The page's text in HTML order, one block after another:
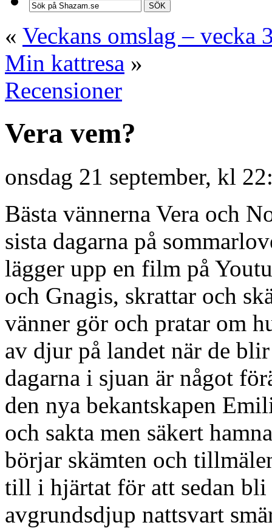
SÖK
« Veckans omslag – vecka
Min kattresa »
Recensioner
Vera vem?
onsdag 21 september, kl
Bästa vännerna Vera och
sista dagarna på
lägger upp en film på
och Gnagis, skrattar och
vänner gör och pratar om
av djur på landet när de
dagarna i sjuan är något
den nya bekantskapen
och sakta men säkert
börjar skämten och
till i hjärtat för att sedan bli
avgrundsdjup nattsvart